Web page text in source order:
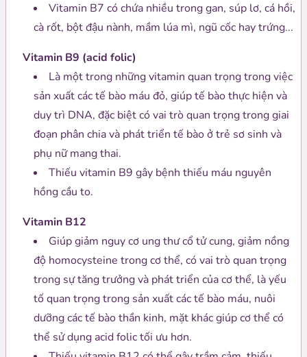
Vitamin B7 có chứa nhiều trong gan, súp lơ, cá hồi,
cà rốt, bột đậu nành, mầm lúa mì, ngũ cốc hay trứng...
Vitamin B9 (acid folic)
Là một trong những vitamin quan trọng trong việc
sản xuất các tế bào máu đỏ, giúp tế bào thực hiện và
duy trì DNA, đặc biệt có vai trò quan trọng trong giai
đoạn phân chia và phát triển tế bào ở trẻ sơ sinh và
phụ nữ mang thai.
Thiếu vitamin B9 gây bệnh thiếu máu nguyên
hồng cầu to.
Vitamin B12
Giúp giảm nguy cơ ung thư cổ tử cung, giảm nồng
độ homocysteine trong cơ thể, có vai trò quan trọng
trong sự tăng trưởng và phát triển của cơ thể, là yếu
tố quan trọng trong sản xuất các tế bào máu, nuôi
dưỡng các tế bào thần kinh, mặt khác giúp cơ thể có
thể sử dụng acid folic tối ưu hơn.